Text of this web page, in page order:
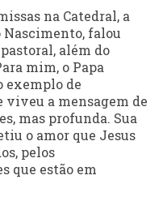
na Catedral, a
Nascimento, falou
além do
mim, o Papa
exemplo de
viveu a mensagem de
mas profunda. Sua
o amor que Jesus
pelos
que estão em